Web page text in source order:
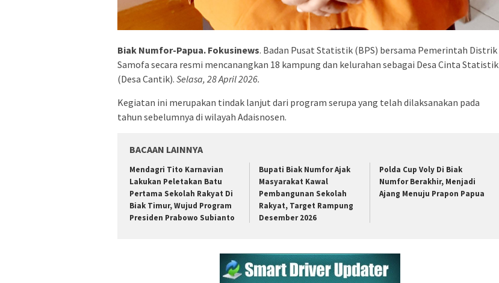
Biak Numfor-Papua. Fokusinews. Badan Pusat Statistik (BPS) bersama Pemerintah Distrik
Samofa secara resmi mencanangkan 18 kampung dan kelurahan sebagai Desa Cinta Statistik
(Desa Cantik). Selasa, 28 April 2026.
Kegiatan ini merupakan tindak lanjut dari program serupa yang telah dilaksanakan pada
tahun sebelumnya di wilayah Adaisnosen.
BACAAN LAINNYA
Mendagri Tito Karnavian
Lakukan Peletakan Batu
Pertama Sekolah Rakyat Di
Biak Timur, Wujud Program
Presiden Prabowo Subianto
Bupati Biak Numfor Ajak
Masyarakat Kawal
Pembangunan Sekolah
Rakyat, Target Rampung
Desember 2026
Polda Cup Voly Di Biak
Numfor Berakhir, Menjadi
Ajang Menuju Prapon Papua